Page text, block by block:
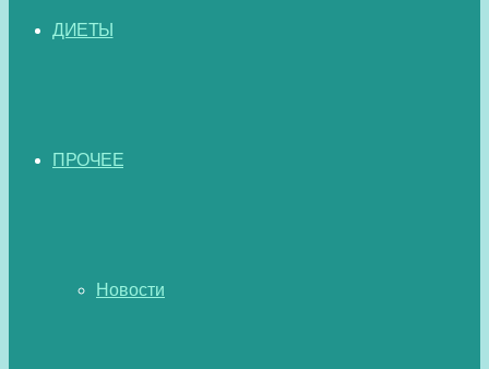
ДИЕТЫ
ПРОЧЕЕ
Новости